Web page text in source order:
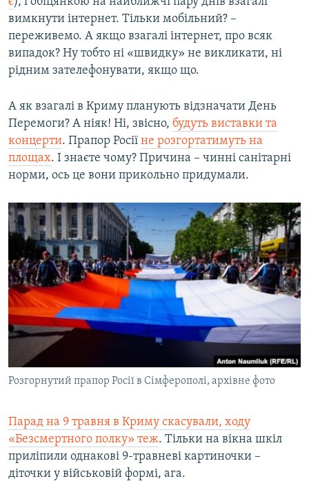
вимкнути інтернет. Тільки мобільний? –
переживемо. А якщо взагалі інтернет, про всяк
випадок? Ну тобто ні «швидку» не викликати, ні
рідним зателефонувати, якщо що.
А як взагалі в Криму планують відзначати День
Перемоги? А ніяк! Ні, звісно, будуть виставки та
концерти. Прапор Росії не розгортатимуть на
площах. І знаєте чому? Причина – чинні санітарні
норми, ось це вони прикольно придумали.
Розгорнутий прапор Росії в Сімферополі, архівне фото
Парад на 9 травня в Криму скасували, ходу
«Безсмертного полку» теж. Тільки на вікна шкіл
приліпили однакові 9-травневі картиночки –
діточки у військовій формі, ага.